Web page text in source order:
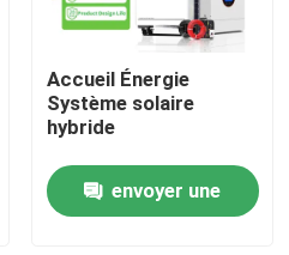
Accueil Énergie
Système solaire
hybride
envoyer une